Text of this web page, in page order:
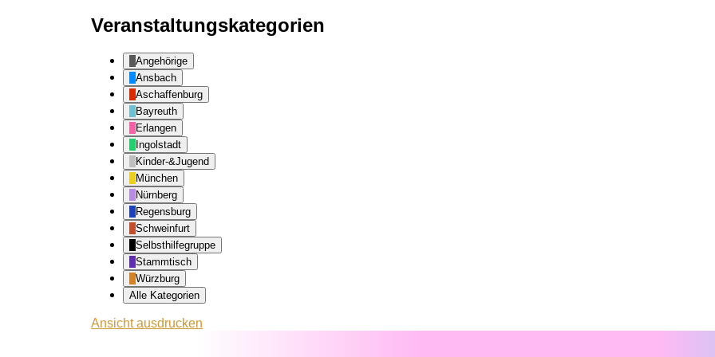
Veranstaltungskategorien
Angehörige
Ansbach
Aschaffenburg
Bayreuth
Erlangen
Ingolstadt
Kinder-&Jugend
München
Nürnberg
Regensburg
Schweinfurt
Selbsthilfegruppe
Stammtisch
Würzburg
Alle Kategorien
Ansichtausdrucken